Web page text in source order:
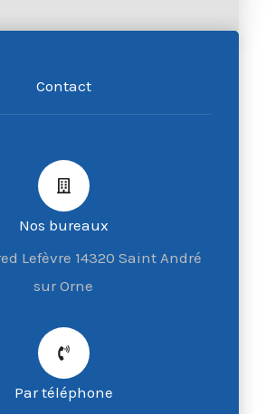
Contact
Nos bureaux
Lefèvre 14320 Saint André
sur Orne
Par téléphone